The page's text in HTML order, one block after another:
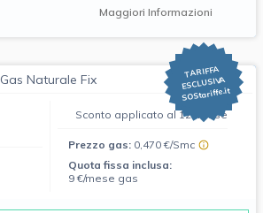
Maggiori Informazioni
Gas Naturale Fix
Sconto applicato al 12° mese
Prezzo gas: 0,470 €/Smc
Quota fissa inclusa:
9 €/mese gas
TARIFFA
ESCLUSIVA
SOStariffe.it